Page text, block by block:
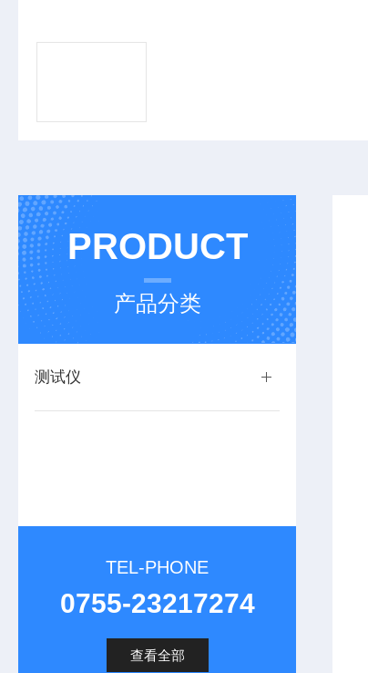
PRODUCT
产品分类
测试仪
TEL-PHONE
0755-23217274
查看全部